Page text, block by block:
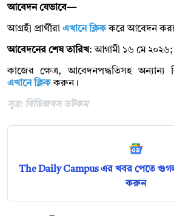
আবেদন যেভাবে—
আগ্রহী প্রার্থীরা এখানে ক্লিককরে আবেদন
আবেদনের শেষ তারিখ: আগামী ১৬ মে ২০২৬;
কাজের ক্ষেত্র, আবেদনপদ্ধতিসহ অন্যান্য
এখানে ক্লিককরুন।
সূত্র: বিডিজবস ডটকম
The Daily Campus এর খবর পেতে
করুন